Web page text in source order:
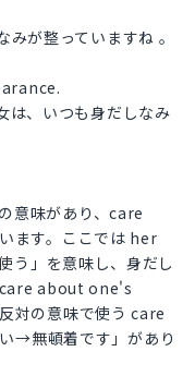
が整っていますね 。
は、いつも身だしなみ
意味があり、care
ます。ここでは her
う」を意味し、身だし
care about one's
対の意味で使う care
→無頓着です」があり